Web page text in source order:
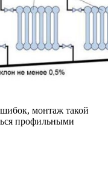
монтаж такой
профильными